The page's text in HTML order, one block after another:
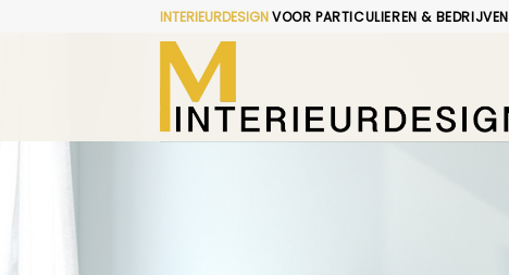
INTERIEURDESIGNVOOR PARTICULIEREN & BEDRIJVEN